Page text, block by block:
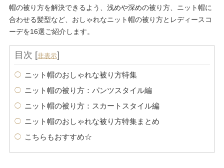
帽の被り方を解決できるよう、浅めや深めの被り方、ニット帽に
合わせる髪型など、おしゃれなニット帽の被り方とレディースコ
ーデを16選ご紹介します。
目次 [非表示]
ニット帽のおしゃれな被り方特集
ニット帽の被り方：パンツスタイル編
ニット帽の被り方：スカートスタイル編
ニット帽のおしゃれな被り方特集まとめ
こちらもおすすめ☆